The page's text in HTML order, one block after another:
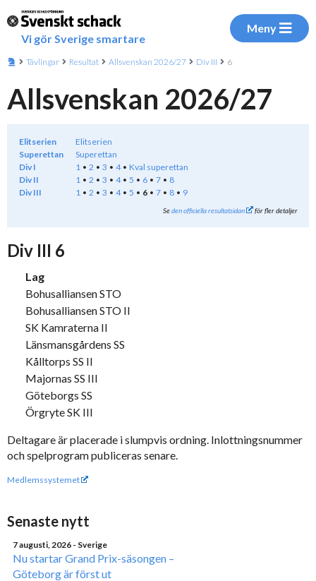
Vi gör Sverige smartare
Meny
Tävlingar Resultat Allsvenskan 2026/27 Div III 6
Allsvenskan 2026/27
Elitserien
Elitserien
Superettan
Superettan
Div I
1 2 3 4
Kval superettan
Div II
1 2 3 4 5 6 7
8
Div III
1 2 3 4 5 6 7 8 9
Seden officiella resultatsidan för fler detaljer
Div III 6
Lag
Bohusalliansen STO
Bohusalliansen STO II
SK Kamraterna II
Länsmansgårdens SS
Kålltorps SS II
Majornas SS III
Göteborgs SS
Örgryte SK III
Deltagare är placerade i slumpvis ordning. Inlottningsnummer
och spelprogram publiceras senare.
Medlemssystemet
Senaste nytt
7 augusti, 2026 - Sverige
Nu startar Grand Prix-säsongen –
Göteborg är först ut